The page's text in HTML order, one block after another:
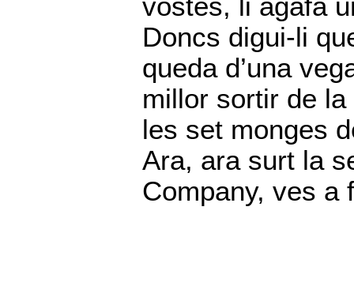
vostès, li agafa
Doncs digui-li
queda d’una
millor sortir de la
les set monges
Ara, ara surt la
Company, ves a